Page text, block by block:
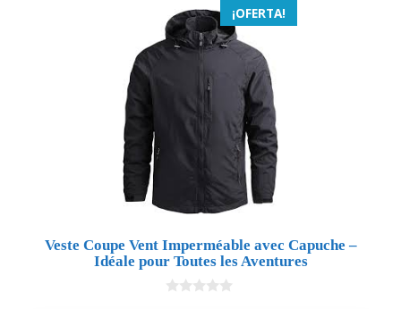
¡OFERTA!
Veste Coupe Vent Imperméable avec Capuche –
Idéale pour Toutes les Aventures